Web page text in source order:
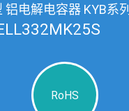
电解电容器 KYB系列
RoHS